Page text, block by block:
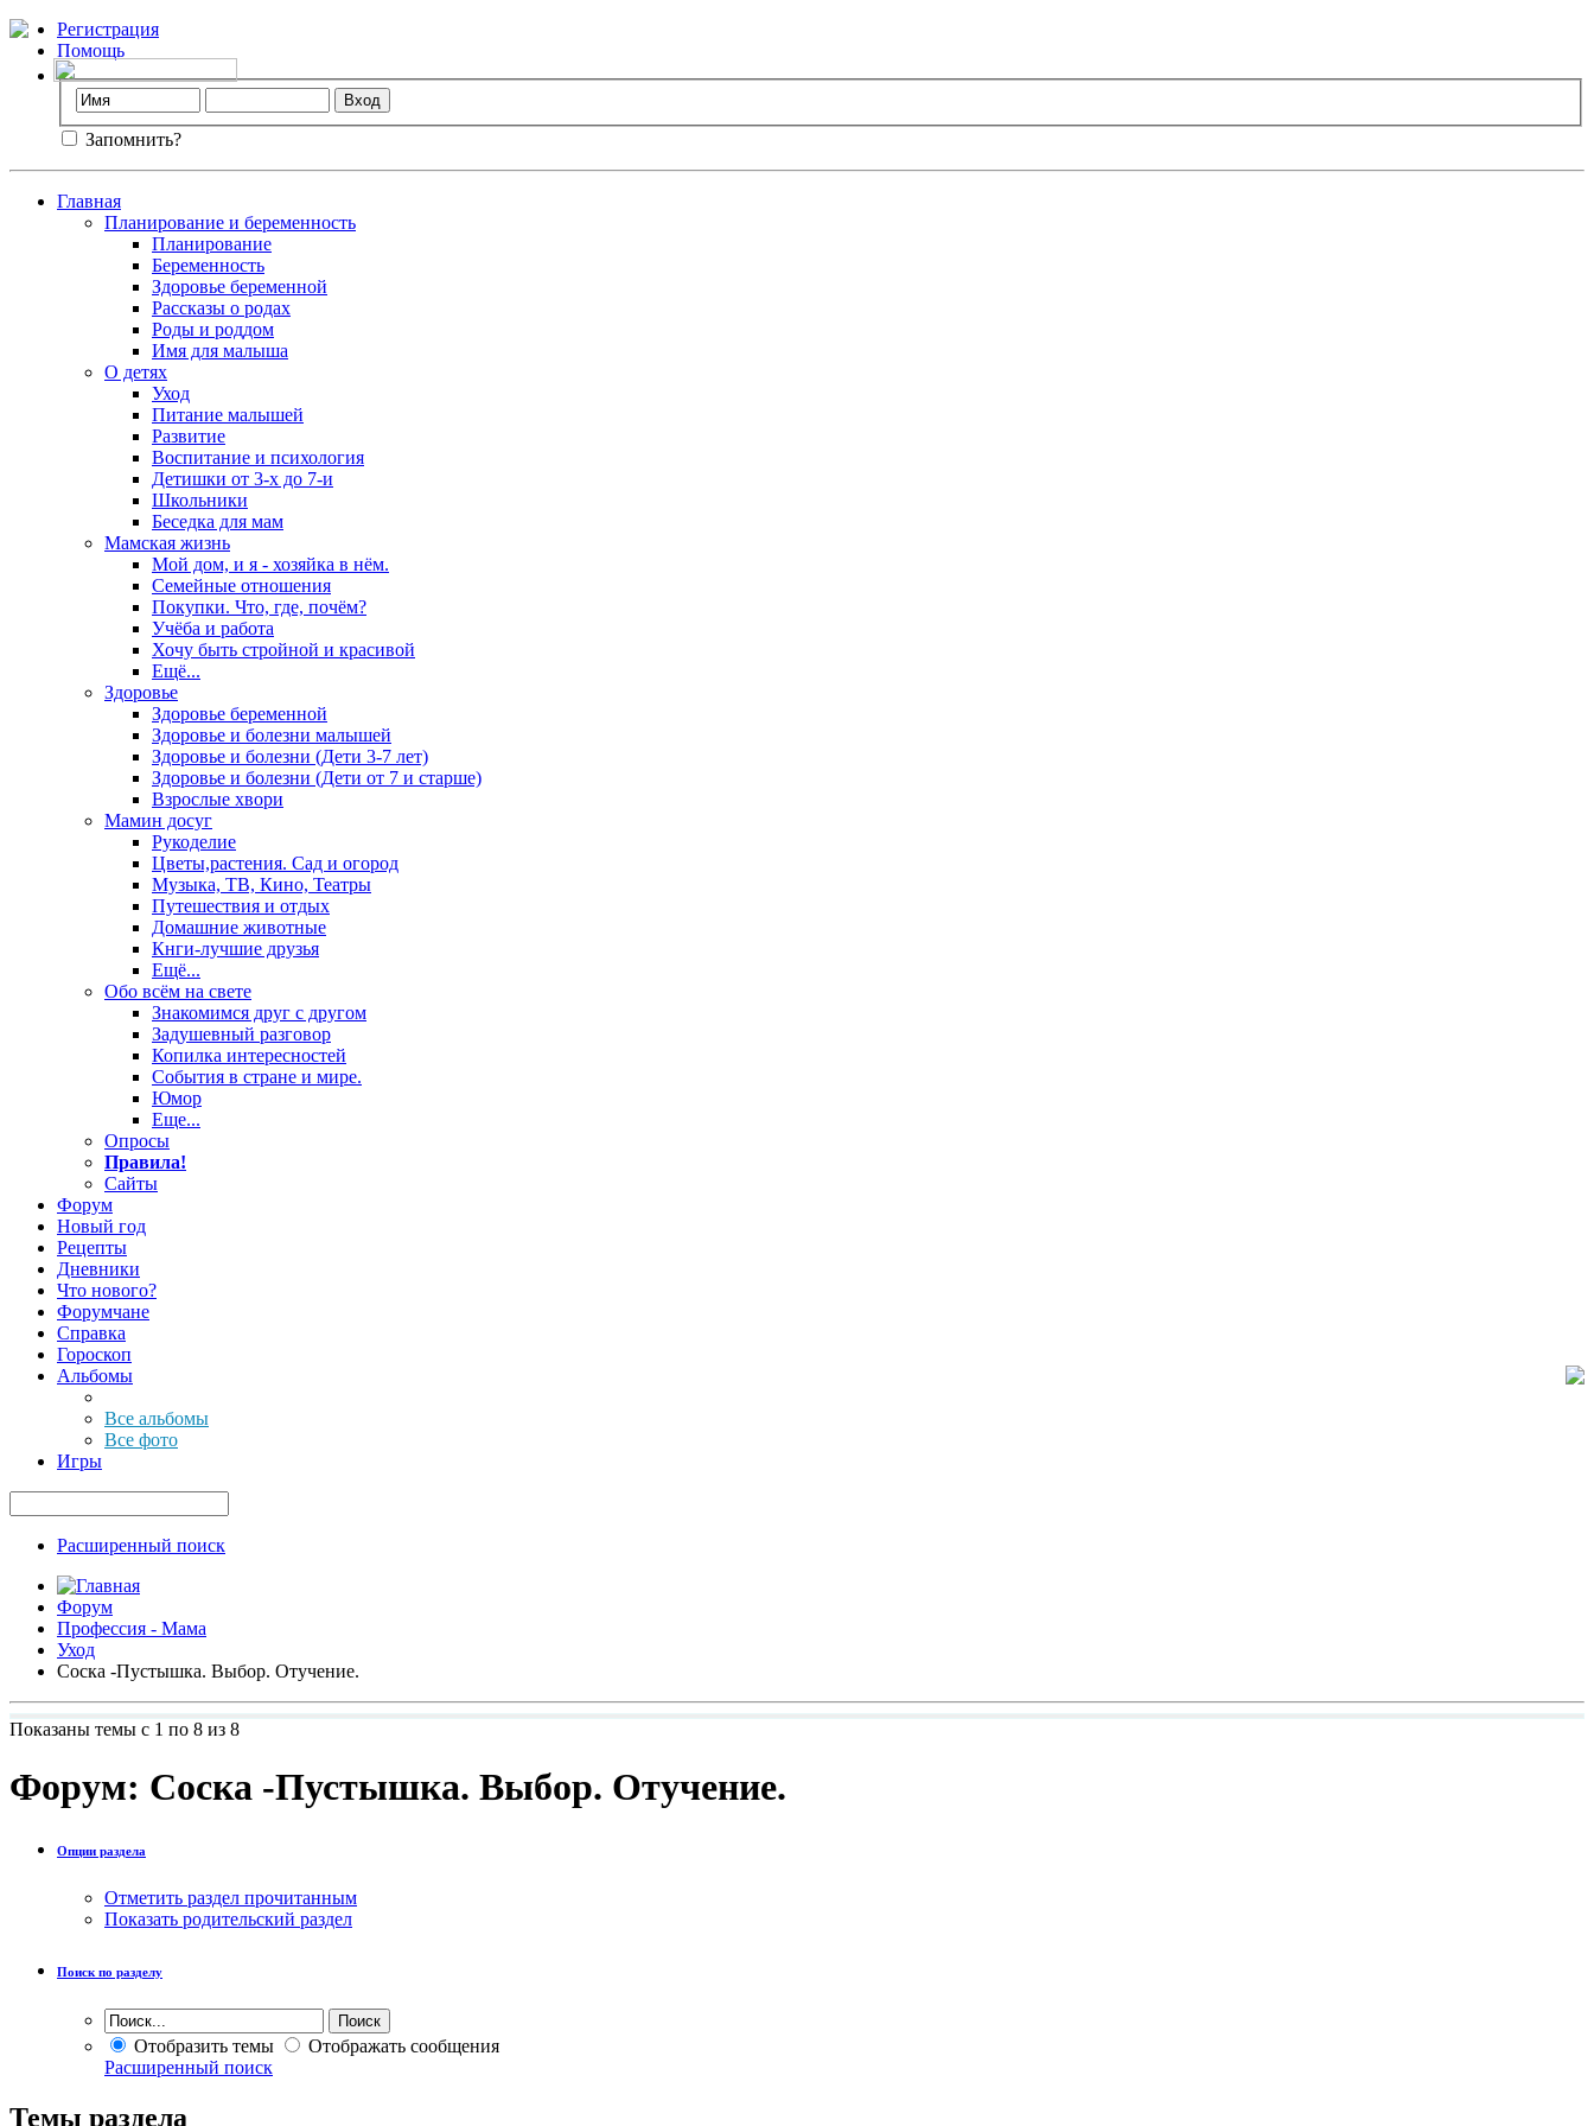
Регистрация
Помощь
Запомнить?
Главная
Планирование и беременность
Планирование
Беременность
Здоровье беременной
Рассказы о родах
Роды и роддом
Имя для малыша
О детях
Уход
Питание малышей
Развитие
Воспитание и психология
Детишки от 3-х до 7-и
Школьники
Беседка для мам
Мамская жизнь
Мой дом, и я - хозяйка в нём.
Семейные отношения
Покупки. Что, где, почём?
Учёба и работа
Хочу быть стройной и красивой
Ещё...
Здоровье
Здоровье беременной
Здоровье и болезни малышей
Здоровье и болезни (Дети 3-7 лет)
Здоровье и болезни (Дети от 7 и старше)
Взрослые хвори
Мамин досуг
Рукоделие
Цветы,растения. Сад и огород
Музыка, ТВ, Кино, Театры
Путешествия и отдых
Домашние животные
Кнги-лучшие друзья
Ещё...
Обо всём на свете
Знакомимся друг с другом
Задушевный разговор
Копилка интересностей
События в стране и мире.
Юмор
Еще...
Опросы
Правила!
Сайты
Форум
Новый год
Рецепты
Дневники
Что нового?
Форумчане
Справка
Гороскоп
Альбомы
Все альбомы
Все фото
Игры
Расширенный поиск
Форум
Профессия - Мама
Уход
Соска -Пустышка. Выбор. Отучение.
Показаны темы с 1 по 8 из 8
Форум: Соска -Пустышка. Выбор. Отучение.
Опции раздела
Отметить раздел прочитанным
Показать родительский раздел
Поиск по разделу
Отобразить темы
Отображать сообщения
Расширенный поиск
Темы раздела